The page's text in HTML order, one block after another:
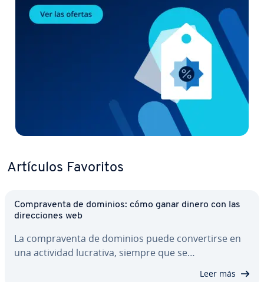
Artículos Favoritos
Co­m­pra­ve­n­ta de dominios: cómo ganar dinero con las
di­re­c­cio­nes web
La co­m­pra­ve­n­ta de dominios puede co­n­ve­r­ti­r­se en
una actividad lucrativa, siempre que se…
Leer más